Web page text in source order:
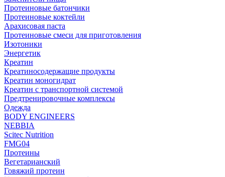
Протеиновые батончики
Протеиновые коктейли
Арахисовая паста
Протеиновые смеси для приготовления
Изотоники
Энергетик
Креатин
Креатиносодержащие продукты
Креатин моногидрат
Креатин с транспортной системой
Предтренировочные комплексы
Одежда
BODY ENGINEERS
NEBBIA
Scitec Nutrition
FMG04
Протеины
Вегетарианский
Говяжий протеин